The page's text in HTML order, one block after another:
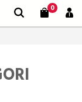
0